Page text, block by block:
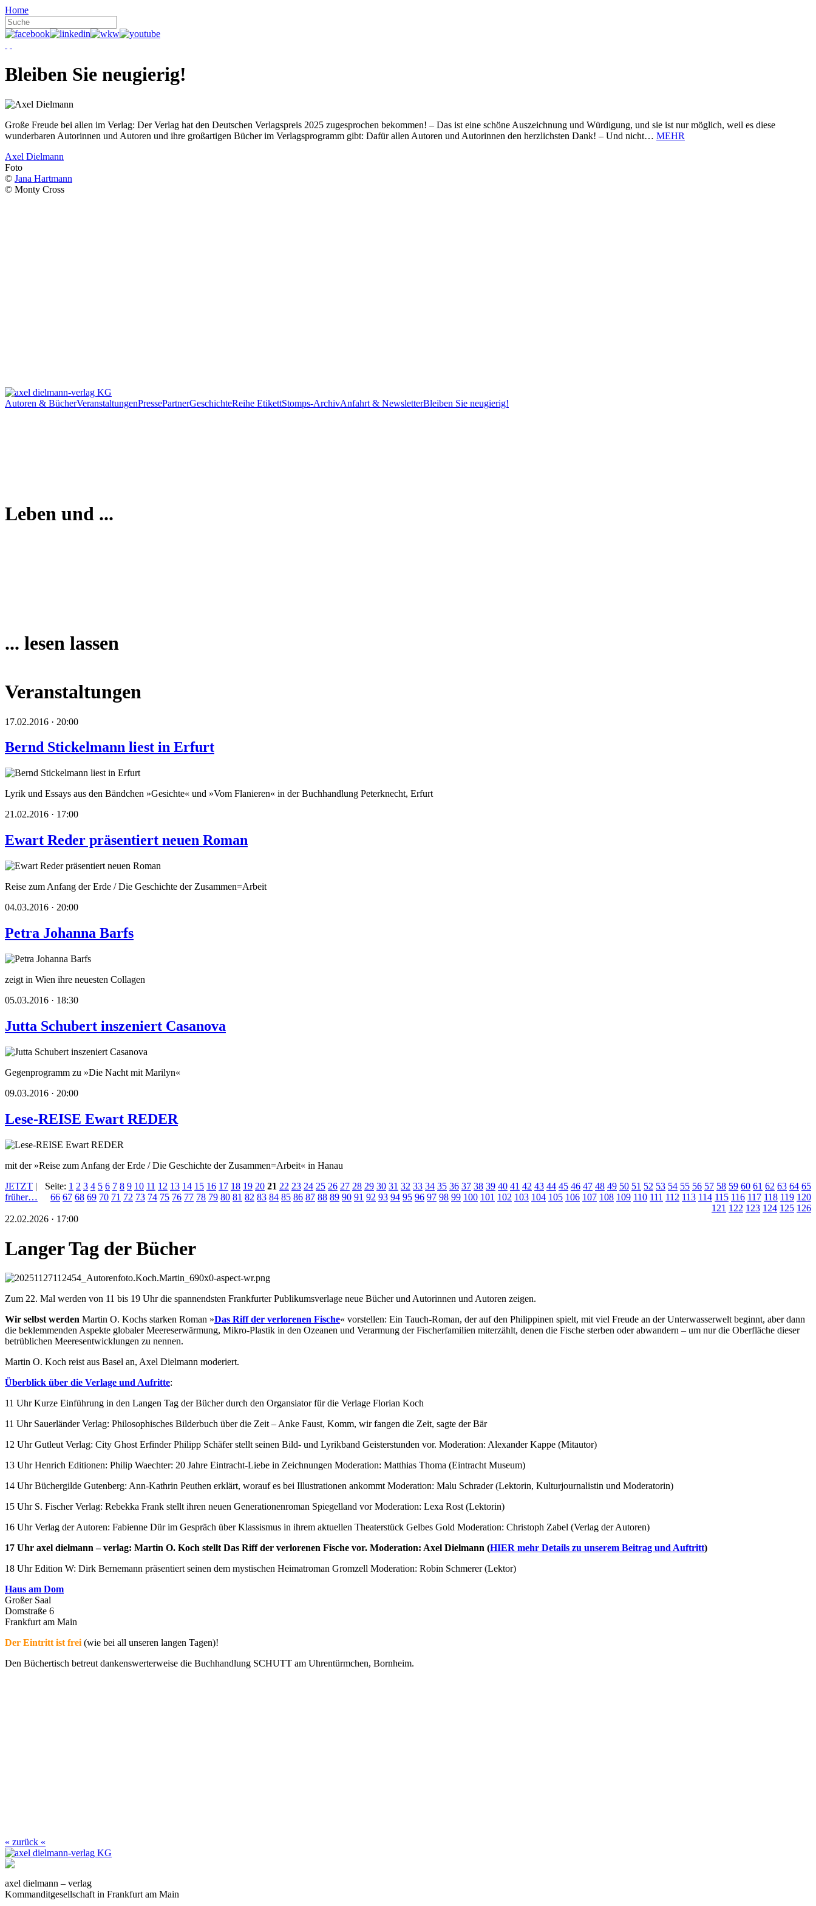
Home
Bleiben Sie neugierig!
Große Freude bei allen im Verlag: Der Verlag hat den Deutschen Verlagspreis 2025 zugesprochen bekommen! – Das ist eine schöne Auszeichnung und Würdigung, und sie ist nur möglich, weil es diese
wunderbaren Autorinnen und Autoren und ihre großartigen Bücher im Verlagsprogramm gibt: Dafür allen Autoren und Autorinnen den herzlichsten Dank! – Und nicht… MEHR
Axel Dielmann
Foto
© Jana Hartmann
© Monty Cross
Autoren & BücherVeranstaltungenPressePartnerGeschichteReihe EtikettStomps-ArchivAnfahrt & NewsletterBleiben Sie neugierig!
Leben und ...
... lesen lassen
Veranstaltungen
17.02.2016 · 20:00
Bernd Stickelmann liest in Erfurt
Lyrik und Essays aus den Bändchen »Gesichte« und »Vom Flanieren« in der Buchhandlung Peterknecht, Erfurt
21.02.2016 · 17:00
Ewart Reder präsentiert neuen Roman
Reise zum Anfang der Erde / Die Geschichte der Zusammen=Arbeit
04.03.2016 · 20:00
Petra Johanna Barfs
zeigt in Wien ihre neuesten Collagen
05.03.2016 · 18:30
Jutta Schubert inszeniert Casanova
Gegenprogramm zu »Die Nacht mit Marilyn«
09.03.2016 · 20:00
Lese-REISE Ewart REDER
mit der »Reise zum Anfang der Erde / Die Geschichte der Zusammen=Arbeit« in Hanau
JETZT |
früher…
Seite: 1 2 3 4 5 6 7 8 9 10 11 12 13 14 15 16 17 18 19 20 21 22 23 24 25 26 27 28 29 30 31 32 33 34 35 36 37 38 39 40 41 42 43 44 45 46 47 48 49 50 51 52 53 54 55 56 57 58 59 60 61 62 63 64 65
66 67 68 69 70 71 72 73 74 75 76 77 78 79 80 81 82 83 84 85 86 87 88 89 90 91 92 93 94 95 96 97 98 99 100 101 102 103 104 105 106 107 108 109 110 111 112 113 114 115 116 117 118 119 120
121 122 123 124 125 126
22.02.2026 · 17:00
Langer Tag der Bücher
Zum 22. Mal werden von 11 bis 19 Uhr die spannendsten Frankfurter Publikumsverlage neue Bücher und Autorinnen und Autoren zeigen.
Wir selbst werden Martin O. Kochs starken Roman »Das Riff der verlorenen Fische« vorstellen: Ein Tauch-Roman, der auf den Philippinen spielt, mit viel Freude an der Unterwasserwelt beginnt, aber dann
die beklemmenden Aspekte globaler Meereserwärmung, Mikro-Plastik in den Ozeanen und Verarmung der Fischerfamilien miterzählt, denen die Fische sterben oder abwandern – um nur die Oberfläche dieser
betrüblichen Meeresentwicklungen zu nennen.
Martin O. Koch reist aus Basel an, Axel Dielmann moderiert.
Überblick über die Verlage und Aufritte:
11 Uhr Kurze Einführung in den Langen Tag der Bücher durch den Organsiator für die Verlage Florian Koch
11 Uhr Sauerländer Verlag: Philosophisches Bilderbuch über die Zeit – Anke Faust, Komm, wir fangen die Zeit, sagte der Bär
12 Uhr Gutleut Verlag: City Ghost Erfinder Philipp Schäfer stellt seinen Bild- und Lyrikband Geisterstunden vor. Moderation: Alexander Kappe (Mitautor)
13 Uhr Henrich Editionen: Philip Waechter: 20 Jahre Eintracht-Liebe in Zeichnungen Moderation: Matthias Thoma (Eintracht Museum)
14 Uhr Büchergilde Gutenberg: Ann-Kathrin Peuthen erklärt, worauf es bei Illustrationen ankommt Moderation: Malu Schrader (Lektorin, Kulturjournalistin und Moderatorin)
15 Uhr S. Fischer Verlag: Rebekka Frank stellt ihren neuen Generationenroman Spiegelland vor Moderation: Lexa Rost (Lektorin)
16 Uhr Verlag der Autoren: Fabienne Dür im Gespräch über Klassismus in ihrem aktuellen Theaterstück Gelbes Gold Moderation: Christoph Zabel (Verlag der Autoren)
17 Uhr axel dielmann – verlag: Martin O. Koch stellt Das Riff der verlorenen Fische vor. Moderation: Axel Dielmann (HIER mehr Details zu unserem Beitrag und Auftritt)
18 Uhr Edition W: Dirk Bernemann präsentiert seinen dem mystischen Heimatroman Gromzell Moderation: Robin Schmerer (Lektor)
Haus am Dom
Großer Saal
Domstraße 6
Frankfurt am Main
Der Eintritt ist frei(wie bei all unseren langen Tagen)!
Den Büchertisch betreut dankenswerterweise die Buchhandlung SCHUTT am Uhrentürmchen, Bornheim.
« zurück «
axel dielmann – verlag
Kommanditgesellschaft in Frankfurt am Main